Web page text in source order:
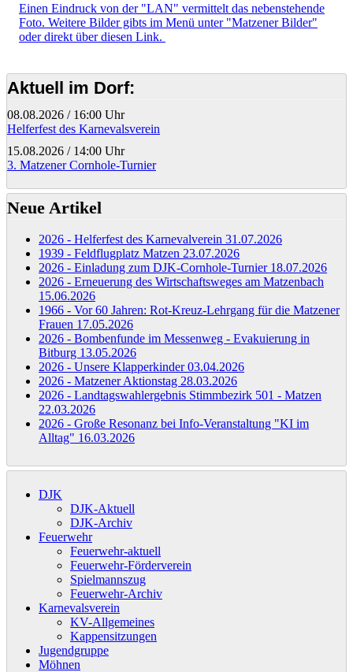
Einen Eindruck von der "LAN" vermittelt das nebenstehende
Foto. Weitere Bilder gibts im Menü unter "Matzener Bilder"
oder direkt über diesen Link.
Aktuell im Dorf:
08.08.2026 / 16:00 Uhr
Helferfest des Karnevalsverein
15.08.2026 / 14:00 Uhr
3. Matzener Cornhole-Turnier
Neue Artikel
2026 - Helferfest des Karnevalverein 31.07.2026
1939 - Feldflugplatz Matzen 23.07.2026
2026 - Einladung zum DJK-Cornhole-Turnier 18.07.2026
2026 - Erneuerung des Wirtschaftsweges am Matzenbach
15.06.2026
1966 - Vor 60 Jahren: Rot-Kreuz-Lehrgang für die Matzener
Frauen 17.05.2026
2026 - Bombenfunde im Messenweg - Evakuierung in
Bitburg 13.05.2026
2026 - Unsere Klapperkinder03.04.2026
2026 - Matzener Aktionstag 28.03.2026
2026 - Landtagswahlergebnis Stimmbezirk 501 - Matzen
22.03.2026
2026 - Große Resonanz bei Info-Veranstaltung "KI im
Alltag" 16.03.2026
DJK
DJK-Aktuell
DJK-Archiv
Feuerwehr
Feuerwehr-aktuell
Feuerwehr-Förderverein
Spielmannszug
Feuerwehr-Archiv
Karnevalsverein
KV-Allgemeines
Kappensitzungen
Jugendgruppe
Möhnen